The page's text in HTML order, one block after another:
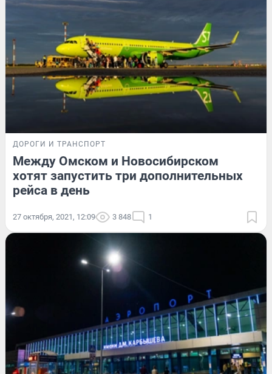
ДОРОГИ И ТРАНСПОРТ
Между Омском и Новосибирском
хотят запустить три дополнительных
рейса в день
27 октября, 2021, 12:09 3 848 1